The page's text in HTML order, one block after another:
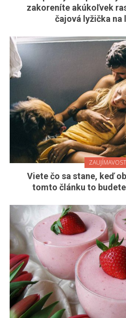
zakoreníte akúkoľvek
čajová lyžička na
Viete čo sa stane, keď
tomto článku to